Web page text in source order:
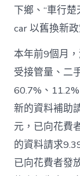
下鄉、“車行
car 以舊換新
本年前9個月
受接管量、二
60.7%、
新的資料補助
元，已向花費
的資料請求
已向花費者發